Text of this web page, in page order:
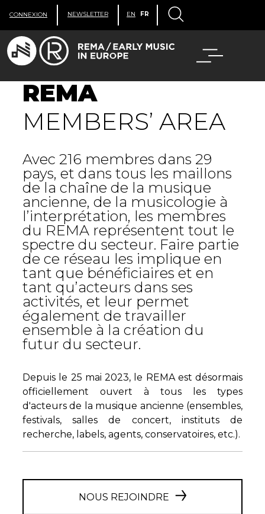
CONNEXION NEWSLETTER EN FR
REMA
MEMBERS’ AREA
Avec 216 membres dans 29
pays, et dans tous les maillons
de la chaîne de la musique
ancienne, de la musicologie à
l’interprétation, les membres
du REMA représentent tout le
spectre du secteur. Faire partie
de ce réseau les implique en
tant que bénéficiaires et en
tant qu’acteurs dans ses
activités, et leur permet
également de travailler
ensemble à la création du
futur du secteur.
Depuis le 25 mai 2023, le REMA est désormais
officiellement ouvert à tous les types
d'acteurs de la musique ancienne (ensembles,
festivals, salles de concert, instituts de
recherche, labels, agents, conservatoires, etc.).
NOUS REJOINDRE